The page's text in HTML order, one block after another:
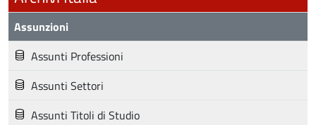
Assunzioni
Assunti Professioni
Assunti Settori
Assunti Titoli di Studio